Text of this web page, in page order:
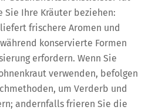
Sie Ihre Kräuter beziehen:
frischere Aromen und
konservierte Formen
erfordern. Wenn Sie
verwenden, befolgen
um Verderb und
andernfalls frieren Sie die